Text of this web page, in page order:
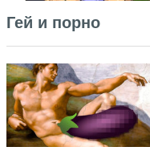
Гей и порно